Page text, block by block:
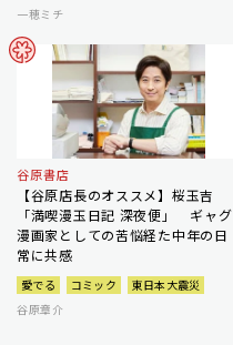
一穂ミチ
谷原書店
【谷原店長のオススメ】桜玉吉
「満喫漫玉日記 深夜便」 ギャグ
漫画家としての苦悩経た中年の日
常に共感
愛でる コミック
東日本大震災
谷原章介